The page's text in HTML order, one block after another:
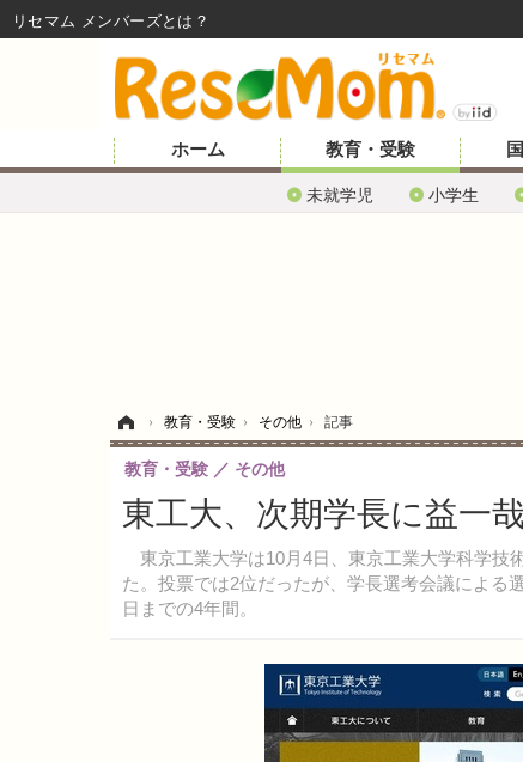
ホーム 教育・受験
未就学児 小学生
› 教育・受験 › その他 › 記事
東工大、次期学長に益一
東京工業大学は10月4日、東京工業大学科学技
た。投票では2位だったが、学長選考会議による
日までの4年間。
教育・受験 その他
リセマム メンバーズ